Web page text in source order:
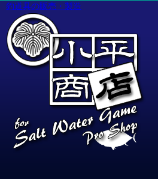
釣道具の販売・製造